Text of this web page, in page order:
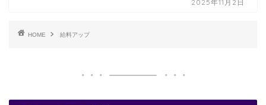
2025年11月2日
HOME 給料アップ